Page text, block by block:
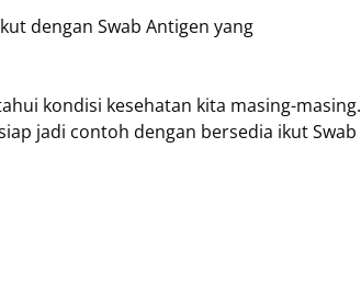
dengan Swab Antigen yang
kondisi kesehatan kita masing-masing.
jadi contoh dengan bersedia ikut Swab